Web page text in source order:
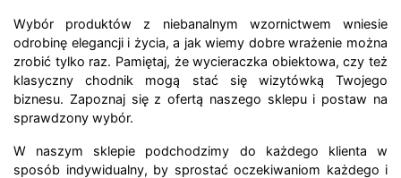
Wybór produktów z niebanalnym wzornictwem wniesie
odrobinę elegancji i życia, a jak wiemy dobre wrażenie można
zrobić tylko raz. Pamiętaj, że wycieraczka obiektowa, czy też
klasyczny chodnik mogą stać się wizytówką Twojego
biznesu. Zapoznaj się z ofertą naszego sklepu i postaw na
sprawdzony wybór.
W naszym sklepie podchodzimy do każdego klienta w
sposób indywidualny, by sprostać oczekiwaniom każdego i